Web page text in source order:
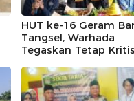
HUT ke-16 Geram
Tangsel, Warhada
Tegaskan Tetap
Masyarakat